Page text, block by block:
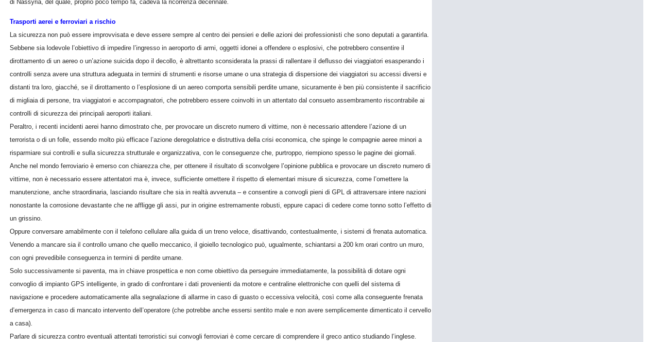
di Nassyria, del quale, proprio poco tempo fa, cadeva la ricorrenza decennale.
Trasporti aerei e ferroviari a rischio
La sicurezza non può essere improvvisata e deve essere sempre al centro dei pensieri e delle azioni dei professionisti che sono deputati a garantirla.
Sebbene sia lodevole l’obiettivo di impedire l’ingresso in aeroporto di armi, oggetti idonei a offendere o esplosivi, che potrebbero consentire il
dirottamento di un aereo o un’azione suicida dopo il decollo, è altrettanto sconsiderata la prassi di rallentare il deflusso dei viaggiatori esasperando i
controlli senza avere una struttura adeguata in termini di strumenti e risorse umane o una strategia di dispersione dei viaggiatori su accessi diversi e
distanti tra loro, giacché, se il dirottamento o l’esplosione di un aereo comporta sensibili perdite umane, sicuramente è ben più consistente il sacrificio
di migliaia di persone, tra viaggiatori e accompagnatori, che potrebbero essere coinvolti in un attentato dal consueto assembramento riscontrabile ai
controlli di sicurezza dei principali aeroporti italiani.
Peraltro, i recenti incidenti aerei hanno dimostrato che, per provocare un discreto numero di vittime, non è necessario attendere l’azione di un
terrorista o di un folle, essendo molto più efficace l’azione deregolatrice e distruttiva della crisi economica, che spinge le compagnie aeree minori a
risparmiare sui controlli e sulla sicurezza strutturale e organizzativa, con le conseguenze che, purtroppo, riempiono spesso le pagine dei giornali.
Anche nel mondo ferroviario è emerso con chiarezza che, per ottenere il risultato di sconvolgere l’opinione pubblica e provocare un discreto numero di
vittime, non è necessario essere attentatori ma è, invece, sufficiente omettere il rispetto di elementari misure di sicurezza, come l’omettere la
manutenzione, anche straordinaria, lasciando risultare che sia in realtà avvenuta – e consentire a convogli pieni di GPL di attraversare intere nazioni
nonostante la corrosione devastante che ne affligge gli assi, pur in origine estremamente robusti, eppure capaci di cedere come tonno sotto l’effetto di
un grissino.
Oppure conversare amabilmente con il telefono cellulare alla guida di un treno veloce, disattivando, contestualmente, i sistemi di frenata automatica.
Venendo a mancare sia il controllo umano che quello meccanico, il gioiello tecnologico può, ugualmente, schiantarsi a 200 km orari contro un muro,
con ogni prevedibile conseguenza in termini di perdite umane.
Solo successivamente si paventa, ma in chiave prospettica e non come obiettivo da perseguire immediatamente, la possibilità di dotare ogni
convoglio di impianto GPS intelligente, in grado di confrontare i dati provenienti da motore e centraline elettroniche con quelli del sistema di
navigazione e procedere automaticamente alla segnalazione di allarme in caso di guasto o eccessiva velocità, così come alla conseguente frenata
d’emergenza in caso di mancato intervento dell’operatore (che potrebbe anche essersi sentito male e non avere semplicemente dimenticato il cervello
a casa).
Parlare di sicurezza contro eventuali attentati terroristici sui convogli ferroviari è come cercare di comprendere il greco antico studiando l’inglese.